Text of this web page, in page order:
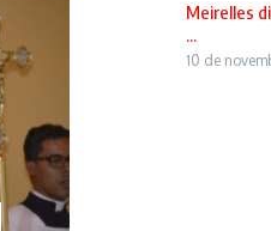
Meirelles
...
10 de